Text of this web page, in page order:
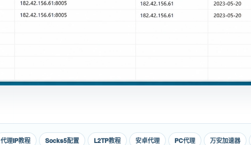
代理IP教程 Socks5配置 L2TP教程 安卓代理 PC代理 万安加速器